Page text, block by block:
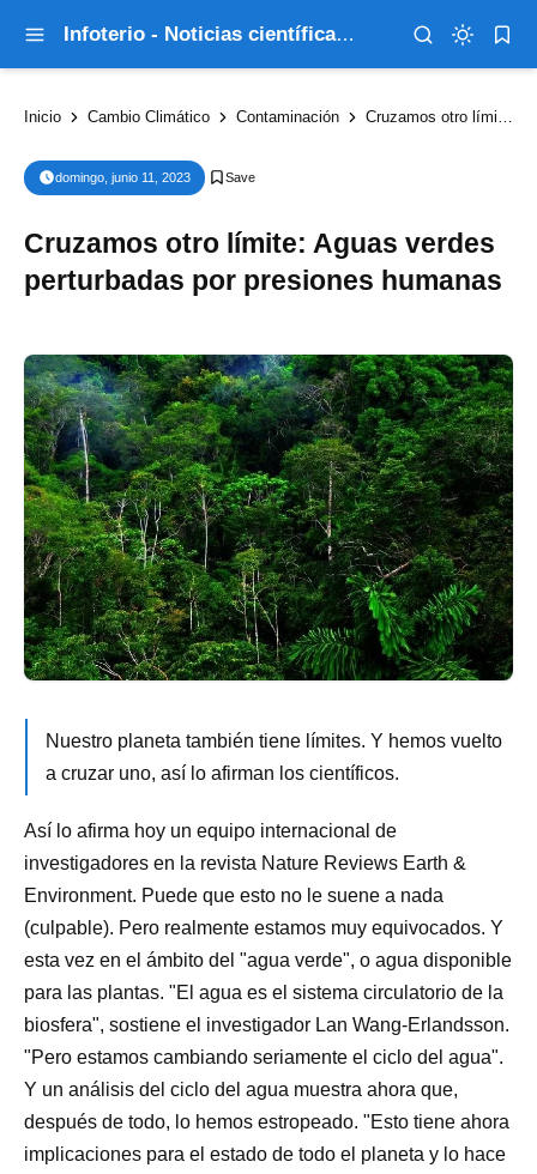
Infoterio - Noticias científicas que explican el mundo
Inicio Cambio Climático Contaminación Cruzamos otro límite: Aguas verdes perturbadas por presiones humanas
domingo, junio 11, 2023
Cruzamos otro límite: Aguas verdes
perturbadas por presiones humanas
Nuestro planeta también tiene límites. Y hemos vuelto
a cruzar uno, así lo afirman los científicos.
Así lo afirma hoy un equipo internacional de
investigadores en la revista Nature Reviews Earth &
Environment. Puede que esto no le suene a nada
(culpable). Pero realmente estamos muy equivocados. Y
esta vez en el ámbito del "agua verde", o agua disponible
para las plantas. "El agua es el sistema circulatorio de la
biosfera", sostiene el investigador Lan Wang-Erlandsson.
"Pero estamos cambiando seriamente el ciclo del agua".
Y un análisis del ciclo del agua muestra ahora que,
después de todo, lo hemos estropeado. "Esto tiene ahora
implicaciones para el estado de todo el planeta y lo hace